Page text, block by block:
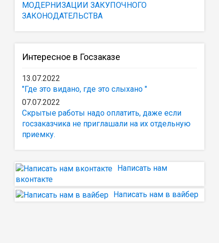
МОДЕРНИЗАЦИИ ЗАКУПОЧНОГО
ЗАКОНОДАТЕЛЬСТВА
Интересное в Госзаказе
13.07.2022
"Где это видано, где это слыхано "
07.07.2022
Скрытые работы надо оплатить, даже если
госзаказчика не приглашали на их отдельную
приемку.
Написать нам
вконтакте
Написать нам в вайбер